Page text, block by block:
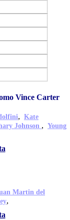
Vince Carter
, Kate
Johnson , Young
Martin del
,